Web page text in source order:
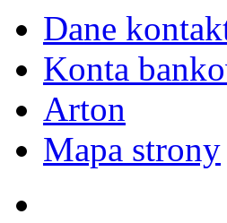
Dane
Konta
Arton
Mapa strony